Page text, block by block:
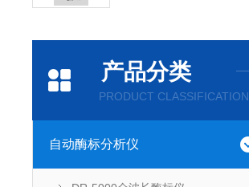
产品分类
PRODUCT CLASSIFICATION
自动酶标分析仪